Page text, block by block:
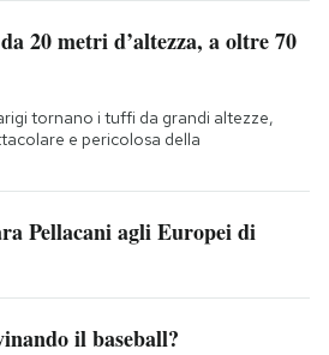
20 metri d’altezza, a oltre 70
tornano i tuffi da grandi altezze,
e pericolosa della
Pellacani agli Europei di
il baseball?